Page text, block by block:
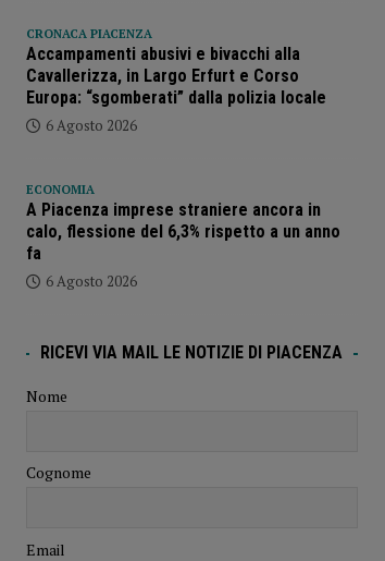
CRONACA PIACENZA
Accampamenti abusivi e bivacchi alla
Cavallerizza, in Largo Erfurt e Corso
Europa: “sgomberati” dalla polizia locale
6 Agosto 2026
ECONOMIA
A Piacenza imprese straniere ancora in
calo, flessione del 6,3% rispetto a un anno
fa
6 Agosto 2026
RICEVI VIA MAIL LE NOTIZIE DI PIACENZA
Nome
Cognome
Email